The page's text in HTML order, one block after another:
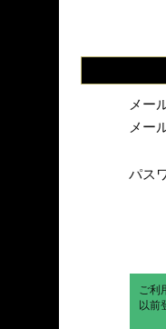
メー
メー
パス
ご利
以前